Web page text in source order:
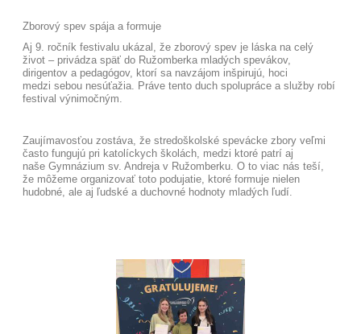
Zborový spev spája a formuje
Aj 9. ročník festivalu ukázal, že zborový spev je láska na celý
život – privádza späť do Ružomberka mladých spevákov,
dirigentov a pedagógov, ktorí sa navzájom inšpirujú, hoci
medzi sebou nesúťažia. Práve tento duch spolupráce a služby robí
festival výnimočným.
Zaujímavosťou zostáva, že stredoškolské spevácke zbory veľmi
často fungujú pri katolíckych školách, medzi ktoré patrí aj
naše Gymnázium sv. Andreja v Ružomberku. O to viac nás teší,
že môžeme organizovať toto podujatie, ktoré formuje nielen
hudobné, ale aj ľudské a duchovné hodnoty mladých ľudí.